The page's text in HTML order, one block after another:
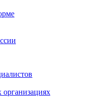
организациях